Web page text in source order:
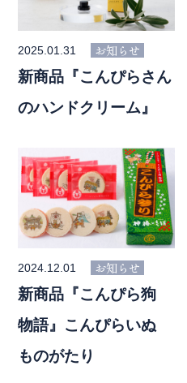
カフェについて
カフェメニュー
神椿レストラン
レストランについて
レストランメニュー
カメリアルーム
2025.01.31
お知らせ
新商品『こんぴらさん
のハンドクリーム』
2024.12.01
お知らせ
新商品『こんぴら狗
物語』こんぴらいぬ
ものがたり